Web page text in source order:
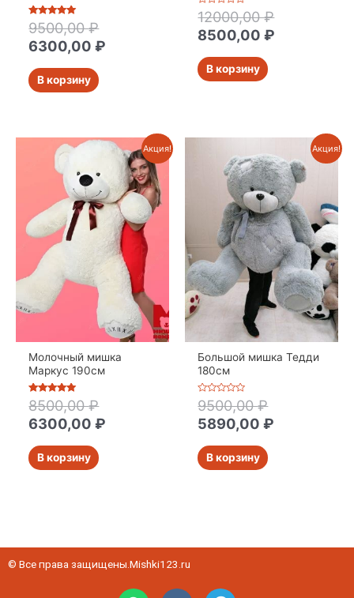
Оценка
5
из 5
9500,00₽
6300,00₽
В корзину
Оценка
0
из
5
12000,00₽
8500,00₽
В корзину
Акция!
Молочный мишка
Маркус 190см
Оценка
5
из 5
8500,00₽
6300,00₽
В корзину
Акция!
Большой мишка Тедди
180см
Оценка
0
из
5
9500,00₽
5890,00₽
В корзину
© Все права защищены.Mishki123.ru